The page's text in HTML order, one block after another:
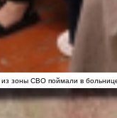
зоны СВО поймали в